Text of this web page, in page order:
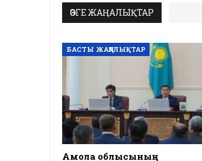
ӨЗГЕ ЖАҢАЛЫҚТАР
БАСТЫ ЖАҢАЛЫҚТАР
Ақмола облысының